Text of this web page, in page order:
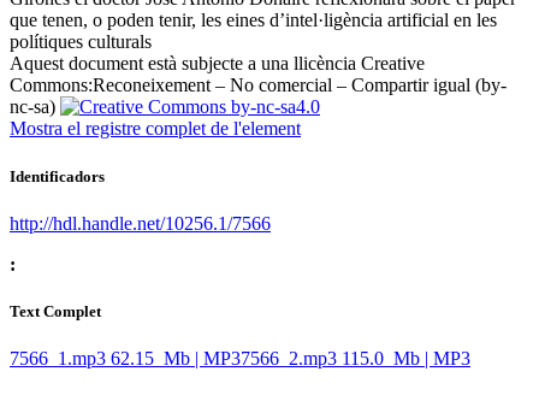
que tenen, o poden tenir, les eines d’intel·ligència artificial en les
polítiques culturals ​
Aquest document està subjecte a una llicència Creative
Commons:Reconeixement – No comercial – Compartir igual (by-
nc-sa)
Mostra el registre complet de l'element
Identificadors
http://hdl.handle.net/10256.1/7566
:
Text Complet
7566_1.mp3 62.15 Mb | MP37566_2.mp3 115.0 Mb | MP3